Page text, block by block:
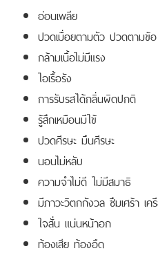
อ่อนเพลีย
ปวดเมื่อยตามตัว ปวดตามข้อ
กล้ามเนื้อไม่มีแรง
ไอเรื้อรัง
การรับรสได้กลิ่นผิดปกติ
รู้สึกเหมือนมีไข้
ปวดศีรษะ มึนศีรษะ
นอนไม่หลับ
ความจำไม่ดี ไม่มีสมาธิ
มีภาวะวิตกกังวล ซึมเศร้า เค
ใจสั่น แน่นหน้าอก
ท้องเสีย ท้องอืด